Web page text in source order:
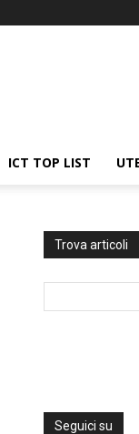
ICT TOP LIST
Trova articoli
Seguici su